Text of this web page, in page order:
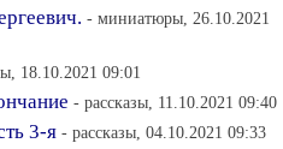
- миниатюры, 26.10.2021
18.10.2021 09:01
- рассказы, 11.10.2021 09:40
3-я - рассказы, 04.10.2021 09:33